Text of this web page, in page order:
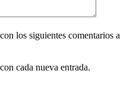
los siguientes comentarios a
cada nueva entrada.